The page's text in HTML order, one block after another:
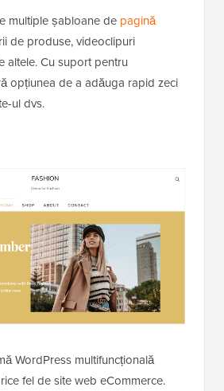
multiple șabloane de pagină
de produse, videoclipuri
altele. Cu suport pentru
opțiunea de a adăuga rapid zeci
ul dvs.
WordPress multifuncțională
fel de site web eCommerce.